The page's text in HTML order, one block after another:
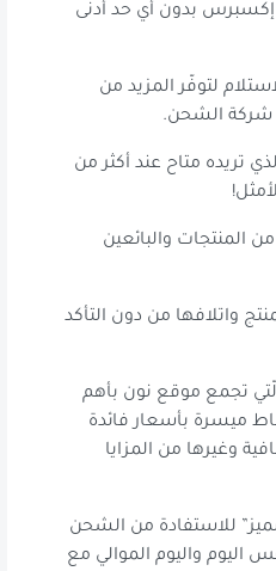
بدون أي حد أدنى
لتوفّر المزيد من
شركة الشحن.
تريده متاح عند أكثر من
والبائعين
واتلافها من دون التأكد
تجمع موقع نون بأهم
ميسرة بأسعار فائدة
وغيرها من المزايا
للاستفادة من الشحن
اليوم واليوم الموالي مع